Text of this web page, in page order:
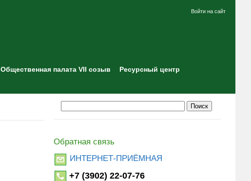
Войти на сайт
Общественная палата VII созыв
Ресурсный центр
Обратная связь
ИНТЕРНЕТ-ПРИЁМНАЯ
+7 (3902) 22-07-76